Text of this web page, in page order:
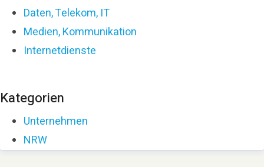
Daten, Telekom, IT
Medien, Kommunikation
Internetdienste
Kategorien
Unternehmen
NRW